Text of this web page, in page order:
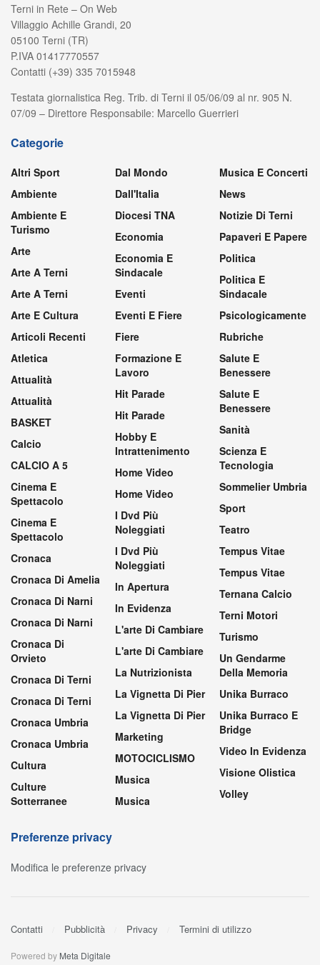
Terni in Rete – On Web
Villaggio Achille Grandi, 20
05100 Terni (TR)
P.IVA 01417770557
Contatti (+39) 335 7015948
Testata giornalistica Reg. Trib. di Terni il 05/06/09 al nr. 905 N.
07/09 – Direttore Responsabile: Marcello Guerrieri
Categorie
Altri Sport
Ambiente
Ambiente E
Turismo
Arte
Arte A Terni
Arte A Terni
Arte E Cultura
Articoli Recenti
Atletica
Attualità
Attualità
BASKET
Calcio
CALCIO A 5
Cinema E
Spettacolo
Cinema E
Spettacolo
Cronaca
Cronaca Di Amelia
Cronaca Di Narni
Cronaca Di Narni
Cronaca Di
Orvieto
Cronaca Di Terni
Cronaca Di Terni
Cronaca Umbria
Cronaca Umbria
Cultura
Culture
Sotterranee
Dal Mondo
Dall'Italia
Diocesi TNA
Economia
Economia E
Sindacale
Eventi
Eventi E Fiere
Fiere
Formazione E
Lavoro
Hit Parade
Hit Parade
Hobby E
Intrattenimento
Home Video
Home Video
I Dvd Più
Noleggiati
I Dvd Più
Noleggiati
In Apertura
In Evidenza
L'arte Di Cambiare
L'arte Di Cambiare
La Nutrizionista
La Vignetta Di Pier
La Vignetta Di Pier
Marketing
MOTOCICLISMO
Musica
Musica
Musica E Concerti
News
Notizie Di Terni
Papaveri E Papere
Politica
Politica E
Sindacale
Psicologicamente
Rubriche
Salute E
Benessere
Salute E
Benessere
Sanità
Scienza E
Tecnologia
Sommelier Umbria
Sport
Teatro
Tempus Vitae
Tempus Vitae
Ternana Calcio
Terni Motori
Turismo
Un Gendarme
Della Memoria
Unika Burraco
Unika Burraco E
Bridge
Video In Evidenza
Visione Olistica
Volley
Preferenze privacy
Modifica le preferenze privacy
Contatti Pubblicità Privacy Termini di utilizzo
Powered by Meta Digitale